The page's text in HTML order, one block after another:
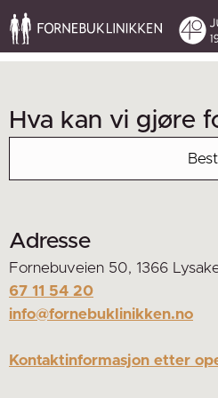
Hva kan vi gjøre
Adresse
Fornebuveien 50, 1366
67 11 54 20
info@fornebuklinikken.no
Kontaktinformasjon etter